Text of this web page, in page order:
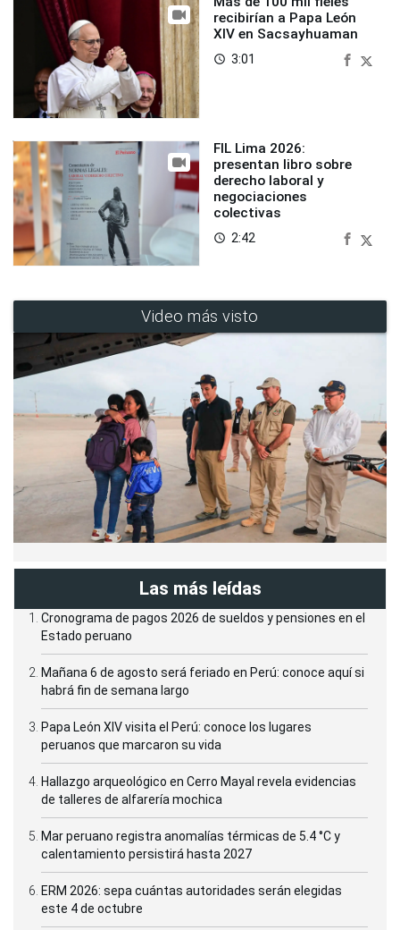
recibirían a Papa León
XIV en Sacsayhuaman
access_time 3:01
FIL Lima 2026:
presentan libro sobre
derecho laboral y
negociaciones
colectivas
access_time 2:42
Video más visto
Las más leídas
Cronograma de pagos 2026 de sueldos y pensiones en el
Estado peruano
Mañana 6 de agosto será feriado en Perú: conoce aquí si
habrá fin de semana largo
Papa León XIV visita el Perú: conoce los lugares
peruanos que marcaron su vida
Hallazgo arqueológico en Cerro Mayal revela evidencias
de talleres de alfarería mochica
Mar peruano registra anomalías térmicas de 5.4 °C y
calentamiento persistirá hasta 2027
ERM 2026: sepa cuántas autoridades serán elegidas
este 4 de octubre